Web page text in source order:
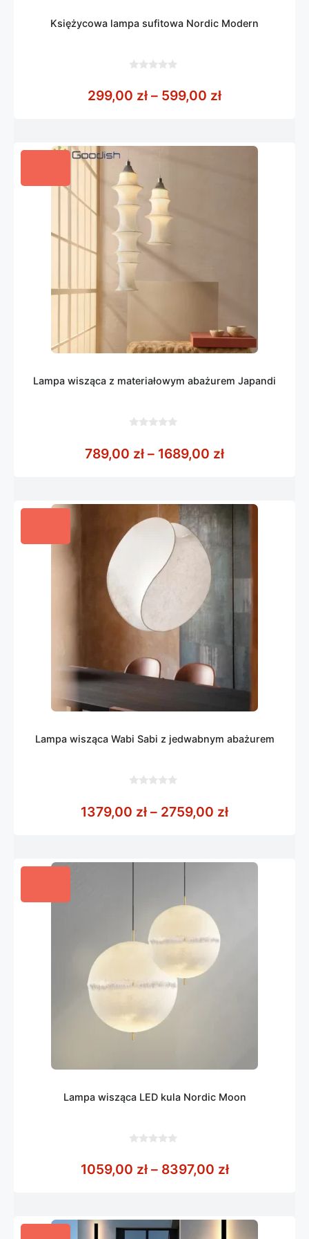
Księżycowa lampa sufitowa Nordic Modern
5
299,00 zł – 599,00 złZakres cen:
Lampa wisząca z materiałowym abażurem Japandi
5
789,00 zł – 1689,00 złZakres cen:
Lampa wisząca Wabi Sabi z jedwabnym abażurem
5
1379,00 zł – 2759,00 złZakres cen:
Lampa wisząca LED kula Nordic Moon
5
1059,00 zł – 8397,00 złZakres cen: